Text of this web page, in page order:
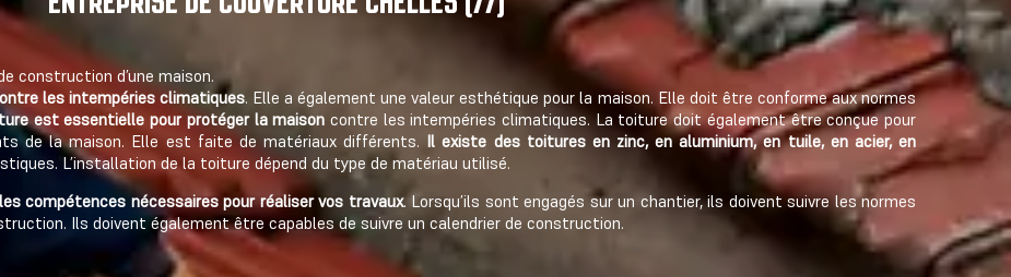
construction d’une maison.
les intempéries climatiques. Elle a également une valeur esthétique pour la maison. Elle doit être conforme aux normes
est essentielle pour protéger la maison contre les intempéries climatiques. La toiture doit également être conçue pour
de la maison. Elle est faite de matériaux différents. Il existe des toitures en zinc, en aluminium, en tuile, en acier, en
L’installation de la toiture dépend du type de matériau utilisé.
compétences nécessaires pour réaliser vos travaux. Lorsqu’ils sont engagés sur un chantier, ils doivent suivre les normes
Ils doivent également être capables de suivre un calendrier de construction.